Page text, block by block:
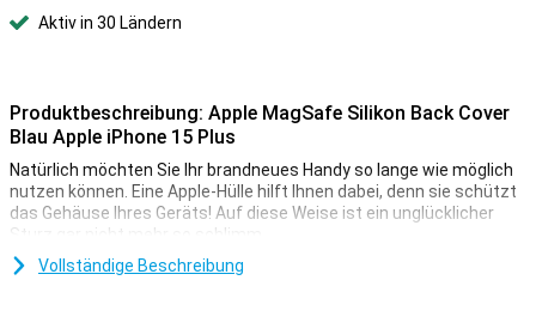
Aktiv in 30 Ländern
Produktbeschreibung: Apple MagSafe Silikon Back Cover
Blau Apple iPhone 15 Plus
Natürlich möchten Sie Ihr brandneues Handy so lange wie möglich
nutzen können. Eine Apple-Hülle hilft Ihnen dabei, denn sie schützt
das Gehäuse Ihres Geräts! Auf diese Weise ist ein unglücklicher
Sturz gar nicht mehr so schlimm.
Diese Apple MagSafe Silicone Back Cover ist eine Hülle im
Vollständige Beschreibung